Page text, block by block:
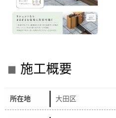
施工概要
所在地 大田区